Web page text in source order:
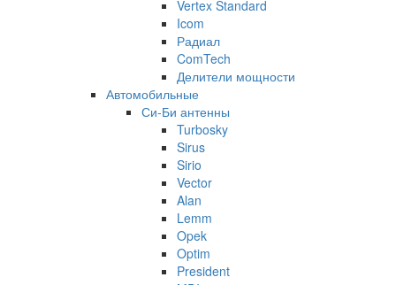
Vertex Standard
Icom
Радиал
ComTech
Делители мощности
Автомобильные
Си-Би антенны
Turbosky
Sirus
Sirio
Vector
Alan
Lemm
Opek
Optim
President